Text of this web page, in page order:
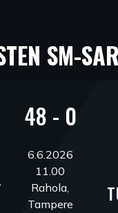
SM-
48 - 0
6.6.2026
11.00
Rahola,
Tampere